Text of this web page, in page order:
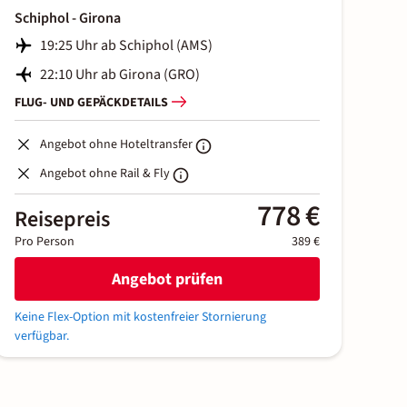
Schiphol - Girona
19:25 Uhr ab Schiphol (AMS)
22:10 Uhr ab Girona (GRO)
FLUG- UND GEPÄCKDETAILS
Angebot ohne Hoteltransfer
Angebot ohne Rail & Fly
Reisepreis 778 €
Pro Person 389 €
Angebot prüfen
Keine Flex-Option mit kostenfreier Stornierung
verfügbar.